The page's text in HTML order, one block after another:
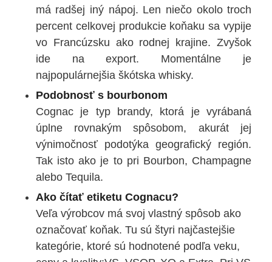
má radšej iný nápoj. Len niečo okolo troch
percent celkovej produkcie koňaku sa vypije
vo Francúzsku ako rodnej krajine. Zvyšok
ide na export. Momentálne je
najpopulárnejšia škótska whisky.
Podobnosť s bourbonom
Cognac je typ brandy, ktorá je vyrábaná
úplne rovnakým spôsobom, akurát jej
výnimočnosť podotýka geografický región.
Tak isto ako je to pri Bourbon, Champagne
alebo Tequila.
Ako čítať etiketu Cognacu?
Veľa výrobcov má svoj vlastný spôsob ako
označovať koňak. Tu sú štyri najčastejšie
kategórie, ktoré sú hodnotené podľa veku,